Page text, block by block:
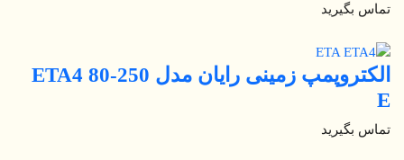
تماس بگیرید
الکتروپمپ زمینی رایان مدل ETA4 80-250
E
تماس بگیرید